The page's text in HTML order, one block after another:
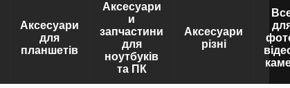
Аксесуари
для
планшетів
Аксесуари
и
запчастини
для
ноутбуків
та ПК
Аксесуари
різні